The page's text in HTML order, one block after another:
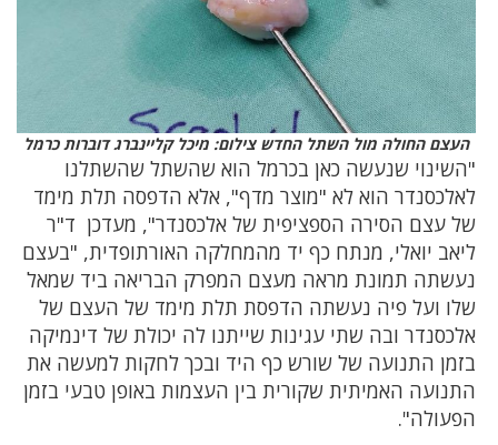
העצם החולה מול השתל החדש צילום: מיכל קליינברג דוברות כרמל
"השינוי שנעשה כאן בכרמל הוא שהשתל שהשתלנו
לאלכסנדר הוא לא "מוצר מדף", אלא הדפסה תלת מימד
של עצם הסירה הספציפית של אלכסנדר", מעדכן ד"ר
ליאב יואלי, מנתח כף יד מהמחלקה האורתופדית, "בעצם
נעשתה תמונת מראה מעצם המפרק הבריאה ביד שמאל
שלו ועל פיה נעשתה הדפסת תלת מימד של העצם של
אלכסנדר ובה שתי עגינות שייתנו לה יכולת של דינמיקה
בזמן התנועה של שורש כף היד ובכך לחקות למעשה את
התנועה האמיתית שקורית בין העצמות באופן טבעי בזמן
הפעולה".